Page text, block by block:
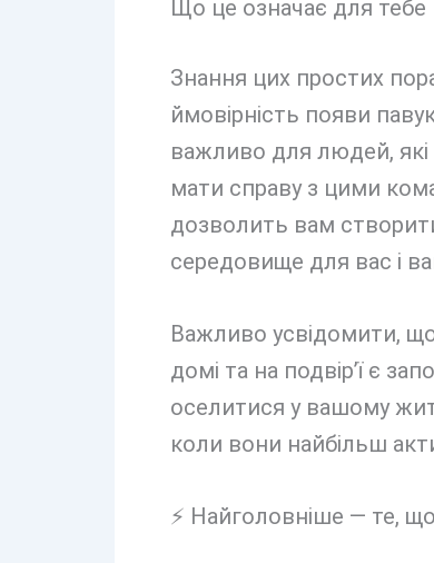
Що це означає для тебе
Знання цих простих
ймовірність появи
важливо для людей,
мати справу з цими
дозволить вам
середовище для вас і
Важливо усвідомити,
домі та на подвір’ї є
оселитися у вашому
коли вони найбільш
⚡ Найголовніше — те,